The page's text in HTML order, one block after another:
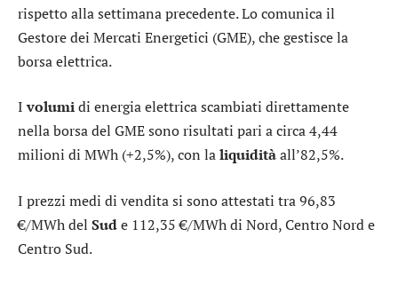
rispetto alla settimana precedente. Lo comunica il
Gestore dei Mercati Energetici (GME), che gestisce la
borsa elettrica.
Ivolumidi energia elettrica scambiati direttamente
nella borsa del GME sono risultati pari a circa 4,44
milioni di MWh (+2,5%), con laliquiditàall’82,5%.
I prezzi medi di vendita si sono attestati tra 96,83
€/MWh del Sude 112,35 €/MWh di Nord, Centro Nord e
Centro Sud.